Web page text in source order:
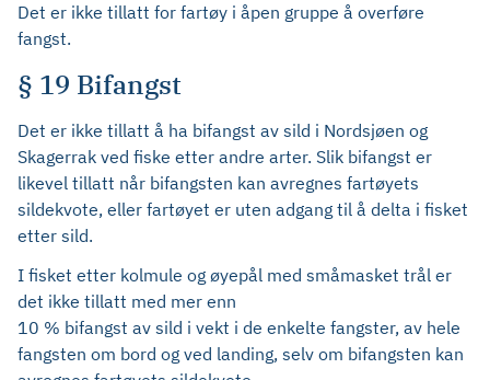
Det er ikke tillatt for fartøy i åpen gruppe å overføre
fangst.
§ 19 Bifangst
Det er ikke tillatt å ha bifangst av sild i Nordsjøen og
Skagerrak ved fiske etter andre arter. Slik bifangst er
likevel tillatt når bifangsten kan avregnes fartøyets
sildekvote, eller fartøyet er uten adgang til å delta i fisket
etter sild.
I fisket etter kolmule og øyepål med småmasket trål er
det ikke tillatt med mer enn
10 % bifangst av sild i vekt i de enkelte fangster, av hele
fangsten om bord og ved landing, selv om bifangsten kan